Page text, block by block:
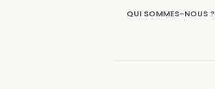
QUI SOMMES-NOUS ?